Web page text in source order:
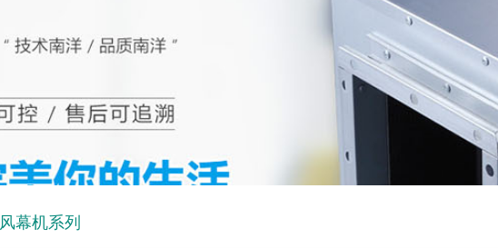
风幕机系列